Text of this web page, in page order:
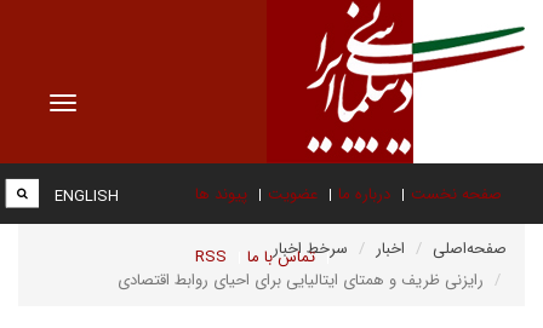
Toggle
صفحه نخست درباره ما عضویت پیوند ها
تماس با ما RSS
ENGLISH
صفحه‌اصلی اخبار
سرخط اخبار
رایزنی ظریف و همتای ایتالیایی برای احیای روابط اقتصادی